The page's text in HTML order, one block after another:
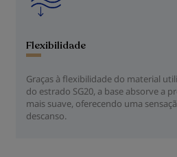
Flexibilidade
Graças à flexibilidade do material
do estrado SG20, a base absorve a
mais suave, oferecendo uma
descanso.